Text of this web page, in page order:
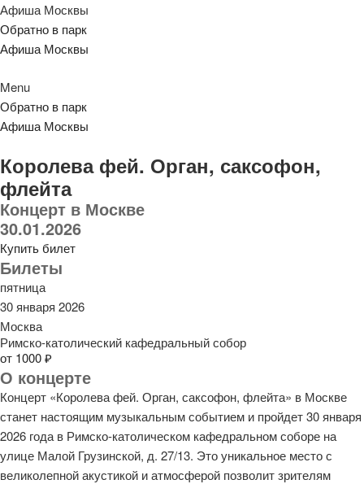
Афиша Москвы
Обратно в парк
Афиша Москвы
Menu
Обратно в парк
Афиша Москвы
Королева фей. Орган, саксофон,
флейта
Концерт в Москве
30.01.2026
Купить билет
Билеты
пятница
30 января 2026
Москва
Римско-католический кафедральный собор
от 1000 ₽
О концерте
Концерт «Королева фей. Орган, саксофон, флейта» в Москве
станет настоящим музыкальным событием и пройдет 30 января
2026 года в Римско-католическом кафедральном соборе на
улице Малой Грузинской, д. 27/13. Это уникальное место с
великолепной акустикой и атмосферой позволит зрителям